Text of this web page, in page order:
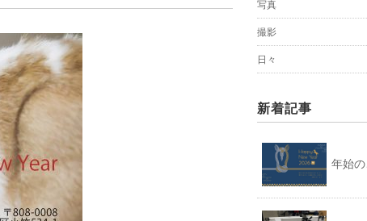
写真
撮影
日々
新着記事
年始